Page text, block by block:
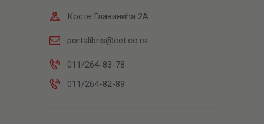
Косте Главинића 2А
portalibris@cet.co.rs
011/264-83-78
011/264-82-89